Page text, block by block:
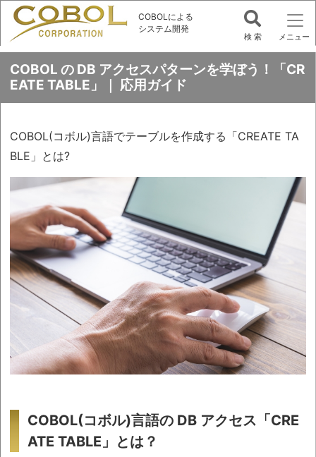
COBOLによる
システム開発
COBOL の DB アクセスパターンを学ぼう！「CR
EATE TABLE」｜ 応用ガイド
COBOL(コボル)言語でテーブルを作成する「CREATE TA
BLE」とは?
COBOL(コボル)言語の DB アクセス「CRE
ATE TABLE」とは？